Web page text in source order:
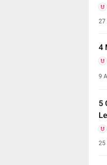
27
4
9
5
25